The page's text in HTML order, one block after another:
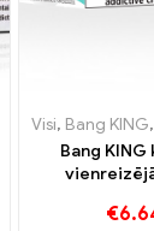
lietošanas e-
Beļģija, ,
Visi, Bang KING,
Bang
garšas ar
€